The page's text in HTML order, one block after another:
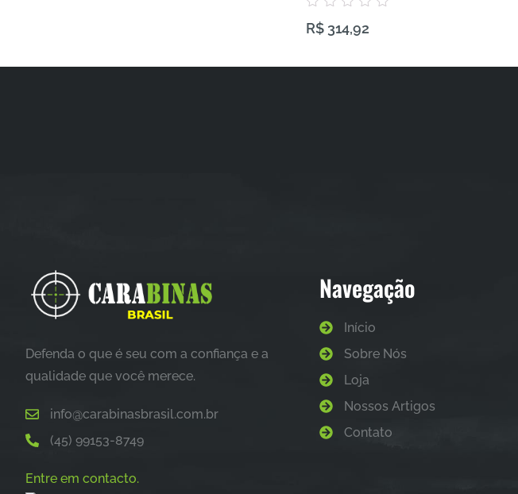
Avaliação
0
R$314,92
Defenda o que é seu com a confiança e a
qualidade que você merece.
info@carabinasbrasil.com.br
(45) 99153-8749
Entre em contacto.
Navegação
Início
Sobre Nós
Loja
Nossos Artigos
Contato